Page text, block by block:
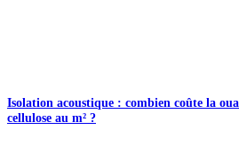
Isolation acoustique : combien coûte la
cellulose au m² ?